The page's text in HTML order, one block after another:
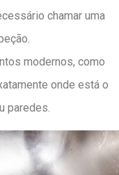
chamar uma
modernos, como
onde está o
paredes.